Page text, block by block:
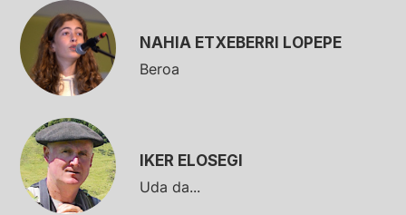
NAHIA ETXEBERRI LOPEPE
Beroa
IKER ELOSEGI
Uda da...